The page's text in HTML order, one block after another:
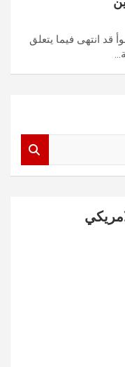
قد انتهى فيما يتعلق